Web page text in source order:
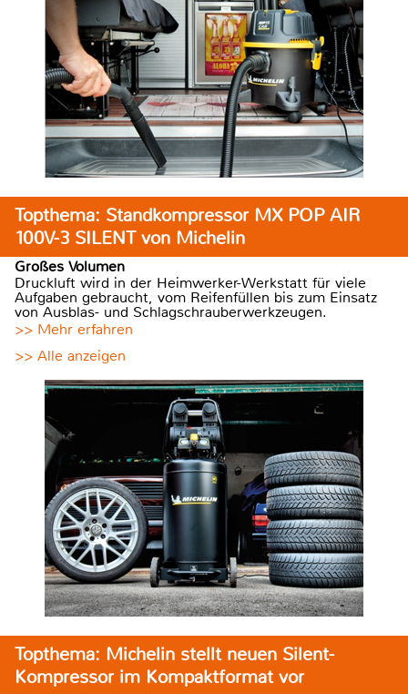
Topthema: Standkompressor MX POP AIR
100V-3 SILENT von Michelin
Großes Volumen
Druckluft wird in der Heimwerker-Werkstatt für viele
Aufgaben gebraucht, vom Reifenfüllen bis zum Einsatz
von Ausblas- und Schlagschrauberwerkzeugen.
>> Mehr erfahren
>> Alle anzeigen
Topthema: Michelin stellt neuen Silent-
Kompressor im Kompaktformat vor